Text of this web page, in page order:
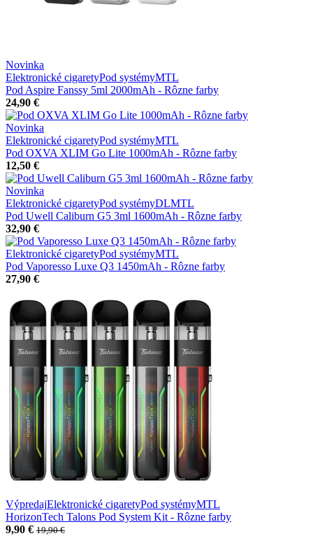
Novinka
Elektronické cigaretyPod systémyMTL
Pod Aspire Fanssy 5ml 2000mAh - Rôzne farby
24,90 €
Novinka
Elektronické cigaretyPod systémyMTL
Pod OXVA XLIM Go Lite 1000mAh - Rôzne farby
12,50 €
Novinka
Elektronické cigaretyPod systémyDLMTL
Pod Uwell Caliburn G5 3ml 1600mAh - Rôzne farby
32,90 €
Elektronické cigaretyPod systémyMTL
Pod Vaporesso Luxe Q3 1450mAh - Rôzne farby
27,90 €
VýpredajElektronické cigaretyPod systémyMTL
HorizonTech Talons Pod System Kit - Rôzne farby
9,90 € 19,90 €